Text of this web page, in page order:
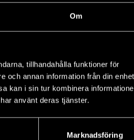
Om
tillhandahålla funktioner för
och annan information från din enhet
kan i sin tur kombinera
använt deras tjänster.
Marknadsföring